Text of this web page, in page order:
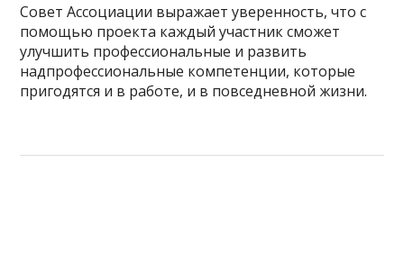
Совет Ассоциации выражает уверенность, что с
помощью проекта каждый участник сможет
улучшить профессиональные и развить
надпрофессиональные компетенции, которые
пригодятся и в работе, и в повседневной жизни.